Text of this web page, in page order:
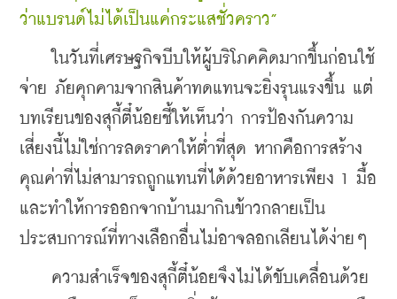
ว่าแบรนด์ไม่ได้เป็นแค่กระแสชั่วคราว”
ในวันที่เศรษฐกิจบีบให้ผู้บริโภคคิดมากขึ้นก่อนใช้
จ่าย ภัยคุกคามจากสินค้าทดแทนจะยิ่งรุนแรงขึ้น แต่
บทเรียนของสุกี้ตี๋น้อยชี้ให้เห็นว่า การป้องกันความ
เสี่ยงนี้ไม่ใช่การลดราคาให้ต่ำที่สุด หากคือการสร้าง
คุณค่าที่ไม่สามารถถูกแทนที่ได้ด้วยอาหารเพียง 1 มื้อ
และทำให้การออกจากบ้านมากินข้าวกลายเป็น
ประสบการณ์ที่ทางเลือกอื่นไม่อาจลอกเลียนได้ง่ายๆ
ความสำเร็จของสุกี้ตี๋น้อยจึงไม่ได้ขับเคลื่อนด้วย